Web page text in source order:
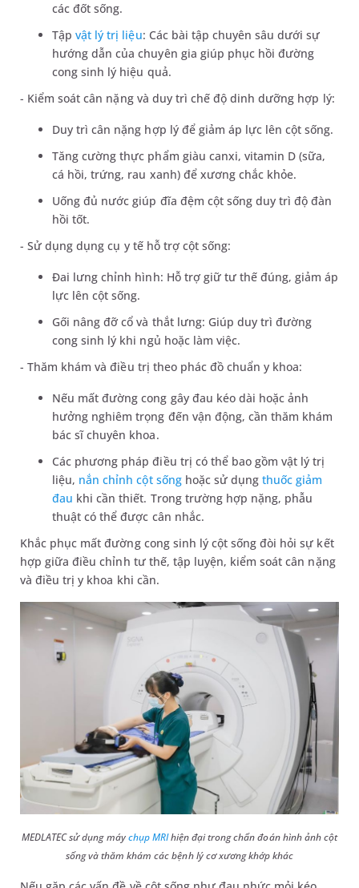
các đốt sống.
Tậpvật lý trị liệu: Các bài tập chuyên sâu dưới sự
hướng dẫn của chuyên gia giúp phục hồi đường
cong sinh lý hiệu quả.
- Kiểm soát cân nặng và duy trì chế độ dinh dưỡng hợp lý:
Duy trì cân nặng hợp lý để giảm áp lực lên cột sống.
Tăng cường thực phẩm giàu canxi, vitamin D (sữa,
cá hồi, trứng, rau xanh) để xương chắc khỏe.
Uống đủ nước giúp đĩa đệm cột sống duy trì độ đàn
hồi tốt.
- Sử dụng dụng cụ y tế hỗ trợ cột sống:
Đai lưng chỉnh hình: Hỗ trợ giữ tư thế đúng, giảm áp
lực lên cột sống.
Gối nâng đỡ cổ và thắt lưng: Giúp duy trì đường
cong sinh lý khi ngủ hoặc làm việc.
- Thăm khám và điều trị theo phác đồ chuẩn y khoa:
Nếu mất đường cong gây đau kéo dài hoặc ảnh
hưởng nghiêm trọng đến vận động, cần thăm khám
bác sĩ chuyên khoa.
Các phương pháp điều trị có thể bao gồm vật lý trị
liệu, nắn chỉnh cột sốnghoặc sử dụngthuốc giảm
đau khi cần thiết. Trong trường hợp nặng, phẫu
thuật có thể được cân nhắc.
Khắc phục mất đường cong sinh lý cột sống đòi hỏi sự kết
hợp giữa điều chỉnh tư thế, tập luyện, kiểm soát cân nặng
và điều trị y khoa khi cần.
MEDLATEC sử dụng máychụp MRIhiện đại trong chẩn đoán hình ảnh cột
sống và thăm khám các bệnh lý cơ xương khớp khác